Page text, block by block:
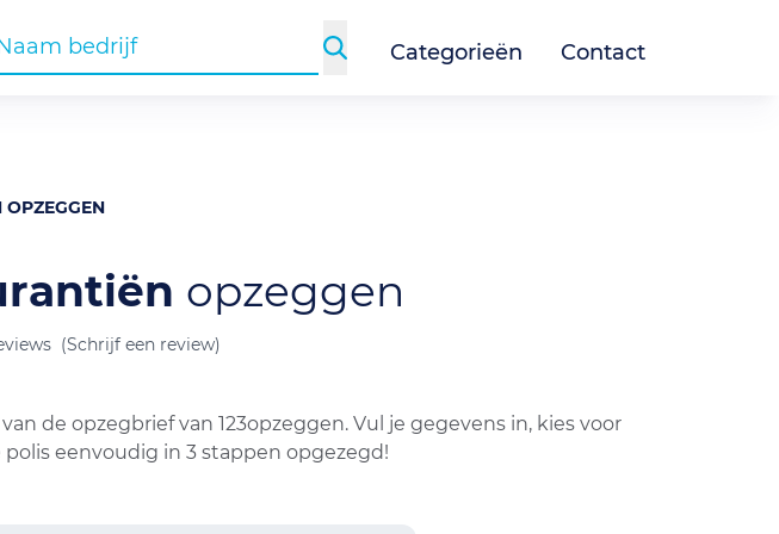
Categorieën Contact
opzeggen
(Schrijf een review)
de opzegbrief van 123opzeggen. Vul je gegevens in, kies voor
eenvoudig in 3 stappen opgezegd!